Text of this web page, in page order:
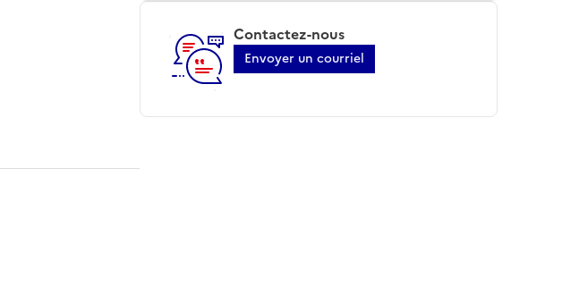
Contactez-nous
Envoyer un courriel